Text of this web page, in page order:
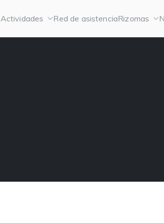
Actividades Red de asistenciaRizomas